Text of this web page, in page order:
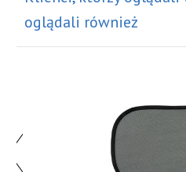
oglądali również